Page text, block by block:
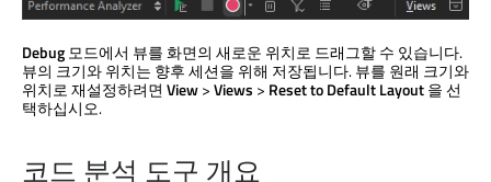
Debug모드에서 뷰를 화면의 새로운 위치로 드래그할 수 있습니다.
뷰의 크기와 위치는 향후 세션을 위해 저장됩니다. 뷰를 원래 크기와
위치로 재설정하려면 View>Views > Reset to Default Layout을 선
택하십시오.
코드 분석 도구 개요